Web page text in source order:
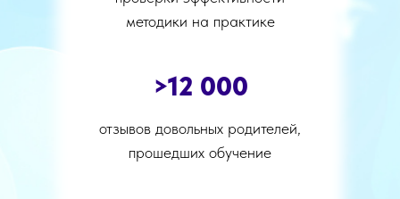
>12 000
методики на практике
отзывов довольных родителей,
прошедших обучение